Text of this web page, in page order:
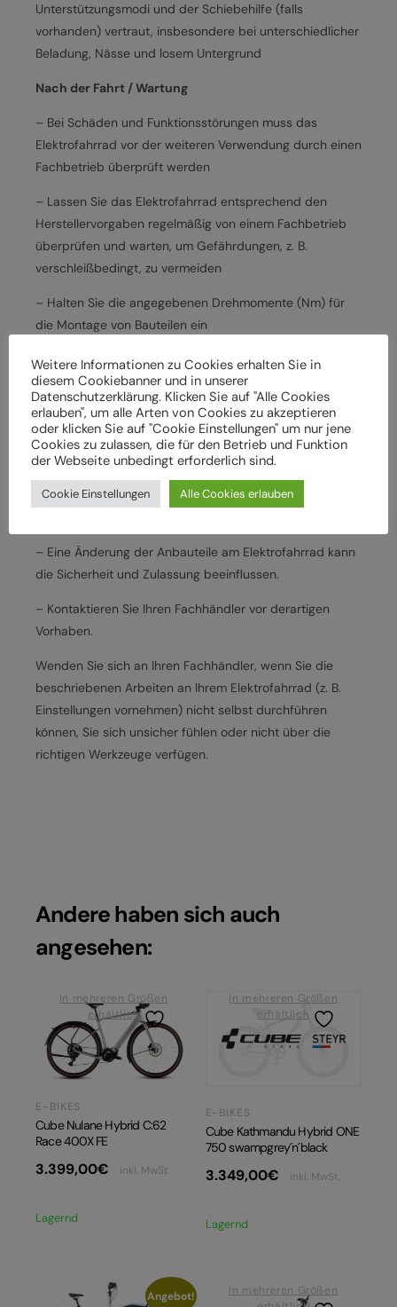
Unterstützungsmodi und der Schiebehilfe (falls
vorhanden) vertraut, insbesondere bei unterschiedlicher
Beladung, Nässe und losem Untergrund
Nach der Fahrt / Wartung
– Bei Schäden und Funktionsstörungen muss das
Elektrofahrrad vor der weiteren Verwendung durch einen
Fachbetrieb überprüft werden
– Lassen Sie das Elektrofahrrad entsprechend den
Herstellervorgaben regelmäßig von einem Fachbetrieb
überprüfen und warten, um Gefährdungen, z. B.
verschleißbedingt, zu vermeiden
– Halten Sie die angegebenen Drehmomente (Nm) für
die Montage von Bauteilen ein
– Verwenden Sie nur vom Hersteller freigegebene
Batterien und Ladegeräte
– Beachten Sie Herstellervorgaben zum Laden und
Verwenden der Batterie, insbesondere hinsichtlich
Umgebungstemperatur und Ort des Ladevorgangs
– Verwenden Sie nur unbeschädigte und unveränderte
– Eine Änderung der Anbauteile am Elektrofahrrad kann
die Sicherheit und Zulassung beeinflussen.
– Kontaktieren Sie Ihren Fachhändler vor derartigen
Vorhaben.
Wenden Sie sich an Ihren Fachhändler, wenn Sie die
beschriebenen Arbeiten an Ihrem Elektrofahrrad (z. B.
Einstellungen vornehmen) nicht selbst durchführen
können, Sie sich unsicher fühlen oder nicht über die
richtigen Werkzeuge verfügen.
Andere haben sich auch
angesehen:
In mehreren Größen
erhältlich
E-BIKES
Cube Nulane Hybrid C:62
Race 400X FE
3.399,00€ inkl. MwSt.
Lagernd
In mehreren Größen
erhältlich
E-BIKES
Cube Kathmandu Hybrid ONE
750 swampgrey´n´black
3.349,00€ inkl. MwSt.
Lagernd
Angebot!
In mehreren Größen
Weitere Informationen zu Cookies erhalten Sie in
diesem Cookiebanner und in unserer
Datenschutzerklärung. Klicken Sie auf "Alle Cookies
erlauben", um alle Arten von Cookies zu akzeptieren
oder klicken Sie auf "Cookie Einstellungen" um nur jene
Cookies zu zulassen, die für den Betrieb und Funktion
der Webseite unbedingt erforderlich sind.
Cookie Einstellungen Alle Cookies erlauben